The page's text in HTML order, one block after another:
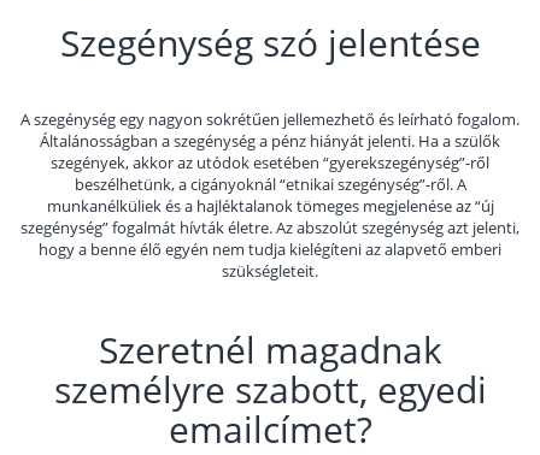
Szegénység szó jelentése
A szegénység egy nagyon sokrétűen jellemezhető és leírható fogalom.
Általánosságban a szegénység a pénz hiányát jelenti. Ha a szülők
szegények, akkor az utódok esetében “gyerekszegénység”-ről
beszélhetünk, a cigányoknál “etnikai szegénység”-ről. A
munkanélküliek és a hajléktalanok tömeges megjelenése az “új
szegénység” fogalmát hívták életre. Az abszolút szegénység azt jelenti,
hogy a benne élő egyén nem tudja kielégíteni az alapvető emberi
szükségleteit.
Szeretnél magadnak
személyre szabott, egyedi
emailcímet?